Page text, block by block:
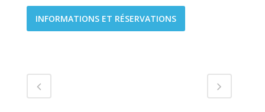
INFORMATIONS ET RÉSERVATIONS